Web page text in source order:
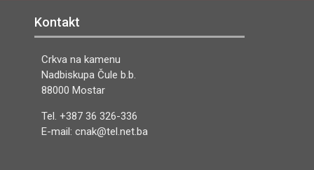
Kontakt
Crkva na kamenu
Nadbiskupa Čule b.b.
88000 Mostar
Tel. +387 36 326-336
E-mail: cnak@tel.net.ba